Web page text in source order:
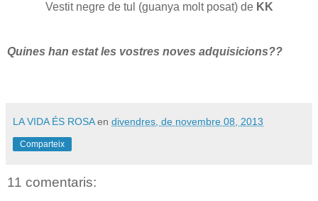
Vestit negre de tul (guanya molt posat) de KK
Quines han estat les vostres noves adquisicions??
LA VIDA ÉS ROSA en divendres, de novembre 08, 2013
Comparteix
11 comentaris: